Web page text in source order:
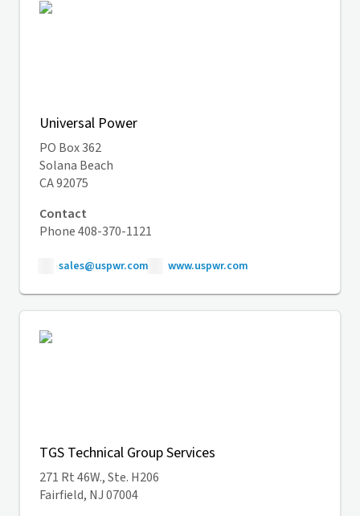
Universal Power
PO Box 362
Solana Beach
CA 92075
Contact
Phone 408-370-1121
sales@uspwr.com www.uspwr.com
TGS Technical Group Services
271 Rt 46W., Ste. H206
Fairfield, NJ 07004